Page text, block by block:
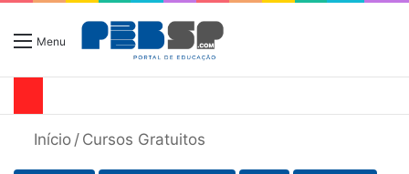
Menu
Início / Cursos Gratuitos